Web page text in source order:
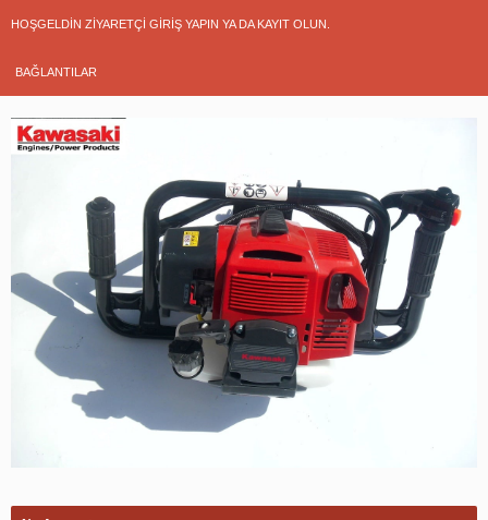
HOŞGELDIN ZIYARETÇI GIRIŞ YAPIN YA DA KAYIT OLUN
BAĞLANTILAR